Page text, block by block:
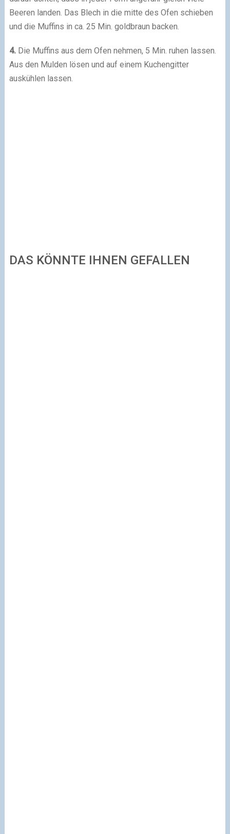
Beeren landen. Das Blech in die mitte des Ofen schieben
und die Muffins in ca. 25 Min. goldbraun backen.
4.Die Muffins aus dem Ofen nehmen, 5 Min. ruhen lassen.
Aus den Mulden lösen und auf einem Kuchengitter
auskühlen lassen.
DAS KÖNNTE IHNEN GEFALLEN